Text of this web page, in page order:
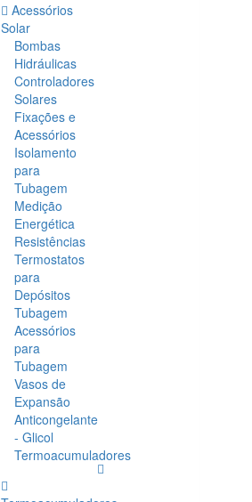
Acessórios
Solar
Bombas
Hidráulicas
Controladores
Solares
Fixações e
Acessórios
Isolamento
para
Tubagem
Medição
Energética
Resistências
Termostatos
para
Depósitos
Tubagem
Acessórios
para
Tubagem
Vasos de
Expansão
Anticongelante
- Glicol
Termoacumuladores